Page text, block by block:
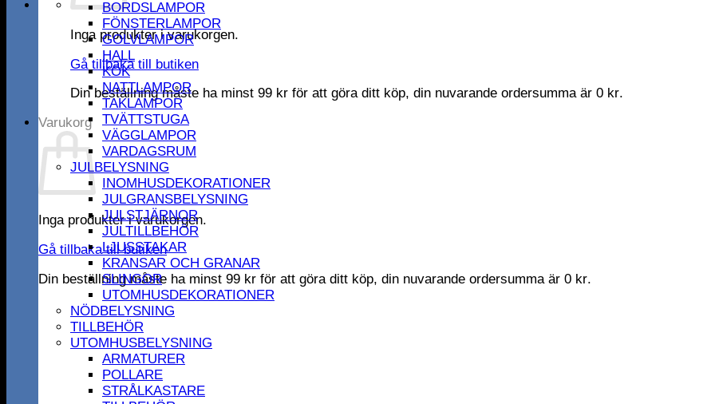
Inga produkter i varukorgen.
Gå tillbaka till butiken
Din beställning måste ha minst 99 kr för att göra ditt köp, din nuvarande ordersumma är 0 kr.
Varukorg
Inga produkter i varukorgen.
Gå tillbaka till butiken
Din beställning måste ha minst 99 kr för att göra ditt köp, din nuvarande ordersumma är 0 kr.
BORDSLAMPOR
FÖNSTERLAMPOR
GOLVLAMPOR
HALL
KÖK
NATTLAMPOR
TAKLAMPOR
TVÄTTSTUGA
VÄGGLAMPOR
VARDAGSRUM
JULBELYSNING
INOMHUSDEKORATIONER
JULGRANSBELYSNING
JULSTJÄRNOR
JULTILLBEHÖR
LJUSSTAKAR
KRANSAR OCH GRANAR
SLINGOR
UTOMHUSDEKORATIONER
NÖDBELYSNING
TILLBEHÖR
UTOMHUSBELYSNING
ARMATURER
POLLARE
STRÅLKASTARE